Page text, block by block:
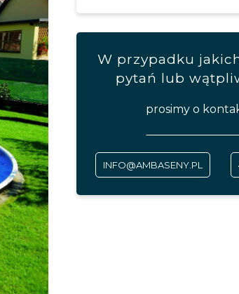
W przypadku
pytań lub
prosimy o
INFO@AMBASENY.PL